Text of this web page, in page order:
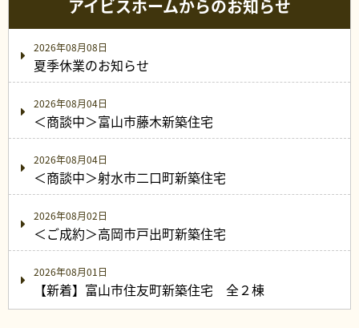
アイビスホームからのお知らせ
2026年08月08日
夏季休業のお知らせ
2026年08月04日
＜商談中＞富山市藤木新築住宅
2026年08月04日
＜商談中＞射水市二口町新築住宅
2026年08月02日
＜ご成約＞高岡市戸出町新築住宅
2026年08月01日
【新着】富山市住友町新築住宅 全２棟